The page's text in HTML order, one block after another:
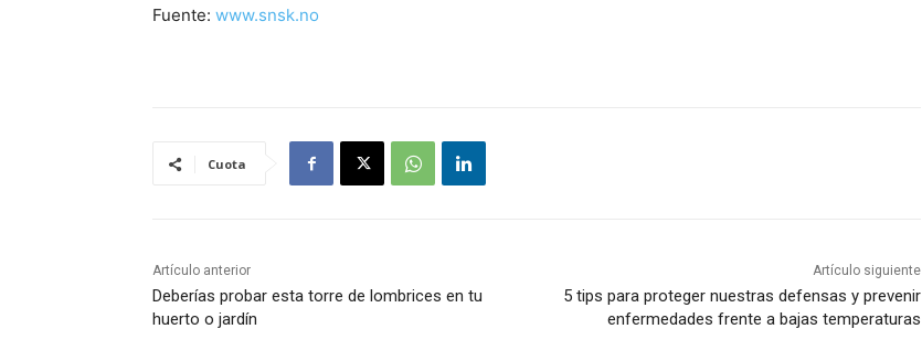
Fuente: www.snsk.no
Cuota
Artículo anterior
Deberías probar esta torre de lombrices en tu
huerto o jardín
Artículo siguiente
5 tips para proteger nuestras defensas y prevenir
enfermedades frente a bajas temperaturas